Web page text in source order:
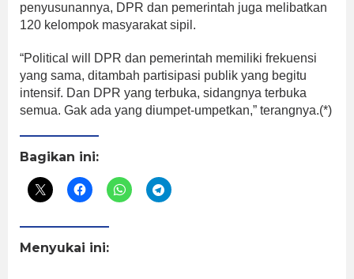
penyusunannya, DPR dan pemerintah juga melibatkan
120 kelompok masyarakat sipil.
“Political will DPR dan pemerintah memiliki frekuensi
yang sama, ditambah partisipasi publik yang begitu
intensif. Dan DPR yang terbuka, sidangnya terbuka
semua. Gak ada yang diumpet-umpetkan,” terangnya.(*)
Bagikan ini:
Menyukai ini: